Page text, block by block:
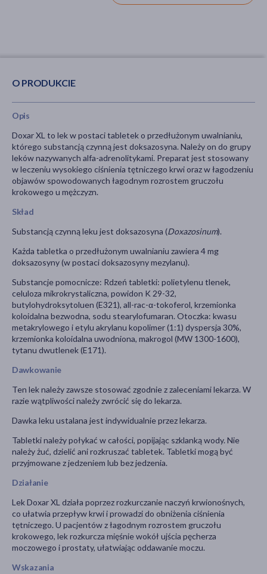
O PRODUKCIE
Opis
Doxar XL to lek w postaci tabletek o przedłużonym uwalnianiu,
którego substancją czynną jest doksazosyna. Należy on do grupy
leków nazywanych alfa-adrenolitykami. Preparat jest stosowany
w leczeniu wysokiego ciśnienia tętniczego krwi oraz w łagodzeniu
objawów spowodowanych łagodnym rozrostem gruczołu
krokowego u mężczyzn.
Skład
Substancją czynną leku jest doksazosyna (Doxazosinum).
Każda tabletka o przedłużonym uwalnianiu zawiera 4 mg
doksazosyny (w postaci doksazosyny mezylanu).
Substancje pomocnicze: Rdzeń tabletki: polietylenu tlenek,
celuloza mikrokrystaliczna, powidon K 29-32,
butylohydroksytoluen (E321), all-rac-α-tokoferol, krzemionka
koloidalna bezwodna, sodu stearylofumaran. Otoczka: kwasu
metakrylowego i etylu akrylanu kopolimer (1:1) dyspersja 30%,
krzemionka koloidalna uwodniona, makrogol (MW 1300-1600),
tytanu dwutlenek (E171).
Dawkowanie
Ten lek należy zawsze stosować zgodnie z zaleceniami lekarza. W
razie wątpliwości należy zwrócić się do lekarza.
Dawka leku ustalana jest indywidualnie przez lekarza.
Tabletki należy połykać w całości, popijając szklanką wody. Nie
należy żuć, dzielić ani rozkruszać tabletek. Tabletki mogą być
przyjmowane z jedzeniem lub bez jedzenia.
Działanie
Lek Doxar XL działa poprzez rozkurczanie naczyń krwionośnych,
co ułatwia przepływ krwi i prowadzi do obniżenia ciśnienia
tętniczego. U pacjentów z łagodnym rozrostem gruczołu
krokowego, lek rozkurcza mięśnie wokół ujścia pęcherza
moczowego i prostaty, ułatwiając oddawanie moczu.
Wskazania